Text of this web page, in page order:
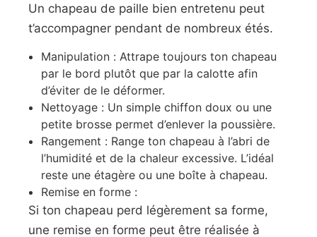
Un chapeau de paille bien entretenu peut
t’accompagner pendant de nombreux étés.
Manipulation : Attrape toujours ton chapeau
par le bord plutôt que par la calotte afin
d’éviter de le déformer.
Nettoyage : Un simple chiffon doux ou une
petite brosse permet d’enlever la poussière.
Rangement : Range ton chapeau à l’abri de
l’humidité et de la chaleur excessive. L’idéal
reste une étagère ou une boîte à chapeau.
Remise en forme :
Si ton chapeau perd légèrement sa forme,
une remise en forme peut être réalisée à